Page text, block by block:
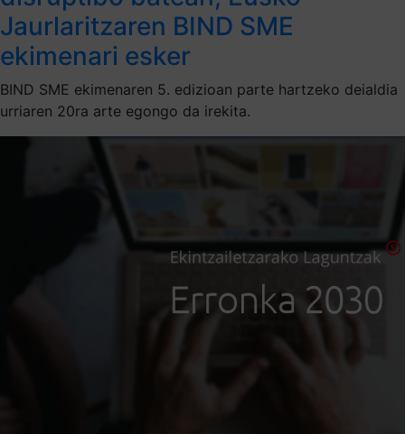
Jaurlaritzaren BIND SME
ekimenari esker
BIND SME ekimenaren 5. edizioan parte hartzeko deialdia
urriaren 20ra arte egongo da irekita.